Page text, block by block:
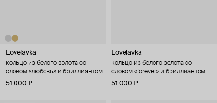
Lovelavka
кольцо из белого золота со
словом «любовь» и бриллиантом
51 000 ₽
Lovelavka
кольцо из белого золота со
словом «forever» и бриллиантом
51 000 ₽